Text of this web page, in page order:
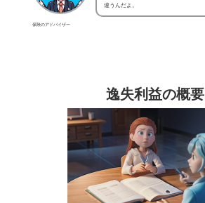
保険のアドバイザー
違うんだよ。
逸失利益の概要